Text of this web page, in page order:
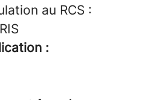
au RCS :
: